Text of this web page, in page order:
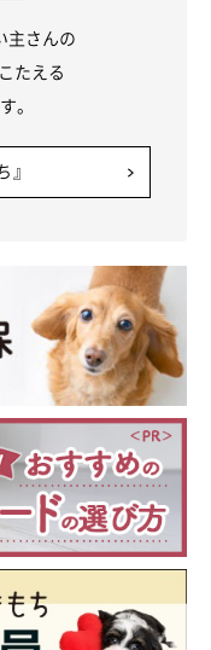
主さんの
たえる
。